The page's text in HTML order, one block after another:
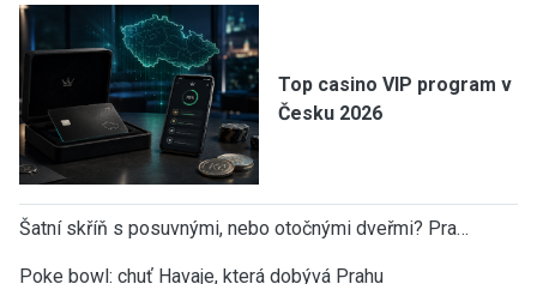
Top casino VIP program v
Česku 2026
Šatní skříň s posuvnými, nebo otočnými dveřmi? Pra…
Poke bowl: chuť Havaje, která dobývá Prahu